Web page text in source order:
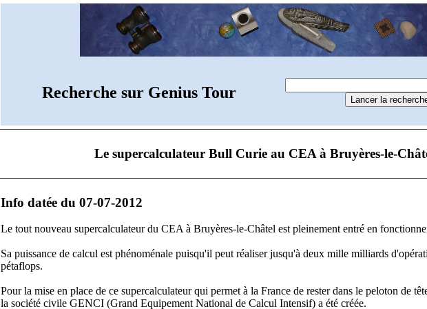
Recherche sur Genius Tour
Le supercalculateur Bull Curie au CEA à Bruyères-le-
Info datée du 07-07-2012
Le tout nouveau supercalculateur du CEA à Bruyères-le-Châtel est pleinement entré en
Sa puissance de calcul est phénoménale puisqu'il peut réaliser jusqu'à deux mille milliards
pétaflops.
Pour la mise en place de ce supercalculateur qui permet à la France de rester dans le peloton de
la société civile GENCI (Grand Equipement National de Calcul Intensif) a été créée.